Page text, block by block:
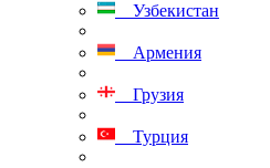
Узбекистан
Армения
Грузия
Турция